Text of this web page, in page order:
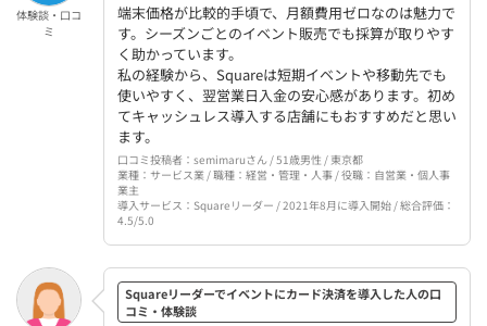
体験談・口コ
ミ
端末価格が比較的手頃で、月額費用ゼロなのは魅力で
す。シーズンごとのイベント販売でも採算が取りやす
く助かっています。
私の経験から、Squareは短期イベントや移動先でも
使いやすく、翌営業日入金の安心感があります。初め
てキャッシュレス導入する店舗にもおすすめだと思い
ます。
口コミ投稿者：semimaruさん / 51歳男性 / 東京都
業種：サービス業 / 職種：経営・管理・人事 / 役職：自営業・個人事
業主
導入サービス：Squareリーダー / 2021年8月に導入開始 / 総合評価：
4.5/5.0
Squareリーダーでイベントにカード決済を導入した人の口
コミ・体験談